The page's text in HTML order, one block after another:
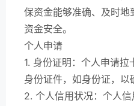
保资金能够准确、及时地
资金安全。
个人申请
1. 身份证明：个人申请
身份证件，如身份证，以
2. 个人信用状况：个人